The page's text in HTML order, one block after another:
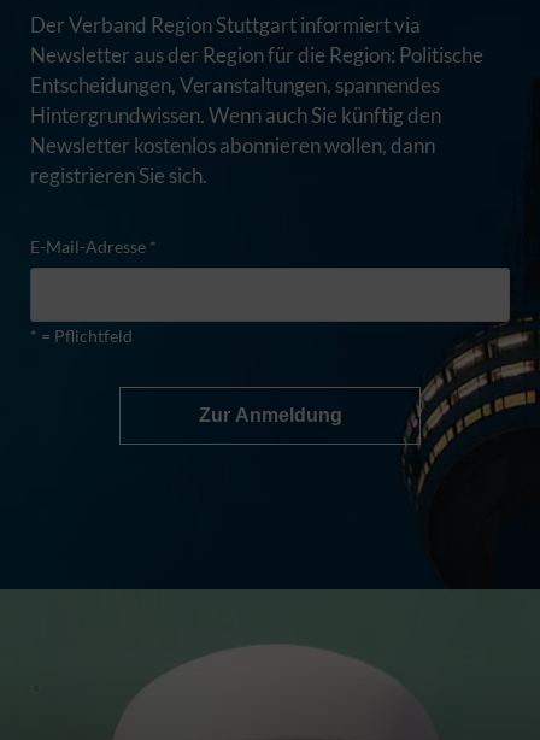
Der Verband Region Stuttgart informiert via
Newsletter aus der Region für die Region: Politische
Entscheidungen, Veranstaltungen, spannendes
Hintergrundwissen. Wenn auch Sie künftig den
Newsletter kostenlos abonnieren wollen, dann
registrieren Sie sich.
E-Mail-Adresse *
* = Pflichtfeld
Zur Anmeldung